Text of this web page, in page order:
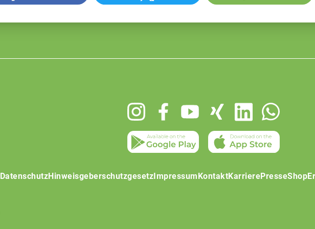
DatenschutzHinweisgeberschutzgesetzImpressumKontaktKarrierePresseShop